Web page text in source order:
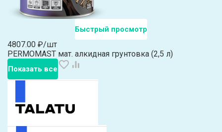
Быстрый просмотр
4807.00 ₽/шт
PERMOMAST мат. алкидная грунтовка (2,5 л)
Показать все